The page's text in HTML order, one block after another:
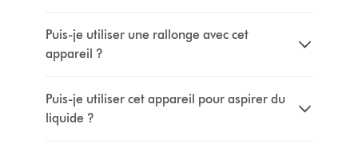
Puis-je utiliser une rallonge avec cet
appareil ?
Puis-je utiliser cet appareil pour aspirer du
liquide ?